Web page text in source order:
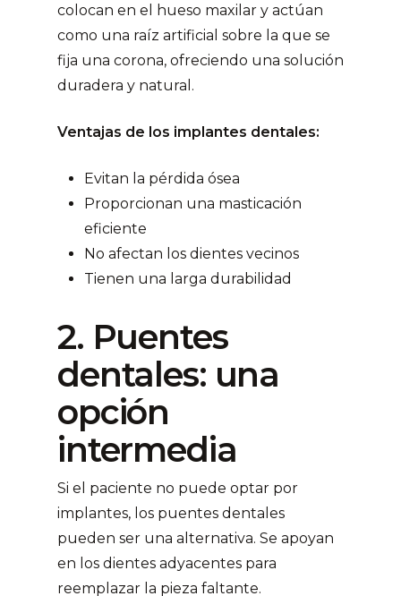
colocan en el hueso maxilar y actúan
como una raíz artificial sobre la que se
fija una corona, ofreciendo una solución
duradera y natural.
Ventajas de los implantes dentales:
Evitan la pérdida ósea
Proporcionan una masticación
eficiente
No afectan los dientes vecinos
Tienen una larga durabilidad
2. Puentes
dentales: una
opción
intermedia
Si el paciente no puede optar por
implantes, los puentes dentales
pueden ser una alternativa. Se apoyan
en los dientes adyacentes para
reemplazar la pieza faltante.